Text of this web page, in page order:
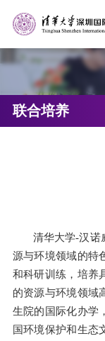
联合培养
清华大学-汉诺
源与环境领域的特
和科研训练，培养
的资源与环境领域
生院的国际化办学
国环境保护和生态